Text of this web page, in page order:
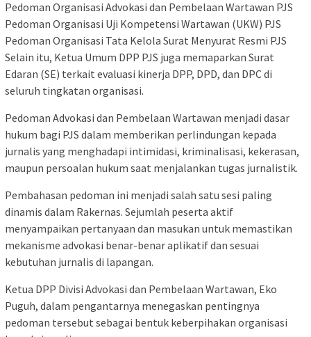
Pedoman Organisasi Advokasi dan Pembelaan Wartawan PJS
Pedoman Organisasi Uji Kompetensi Wartawan (UKW) PJS
Pedoman Organisasi Tata Kelola Surat Menyurat Resmi PJS
Selain itu, Ketua Umum DPP PJS juga memaparkan Surat
Edaran (SE) terkait evaluasi kinerja DPP, DPD, dan DPC di
seluruh tingkatan organisasi.
Pedoman Advokasi dan Pembelaan Wartawan menjadi dasar
hukum bagi PJS dalam memberikan perlindungan kepada
jurnalis yang menghadapi intimidasi, kriminalisasi, kekerasan,
maupun persoalan hukum saat menjalankan tugas jurnalistik.
Pembahasan pedoman ini menjadi salah satu sesi paling
dinamis dalam Rakernas. Sejumlah peserta aktif
menyampaikan pertanyaan dan masukan untuk memastikan
mekanisme advokasi benar-benar aplikatif dan sesuai
kebutuhan jurnalis di lapangan.
Ketua DPP Divisi Advokasi dan Pembelaan Wartawan, Eko
Puguh, dalam pengantarnya menegaskan pentingnya
pedoman tersebut sebagai bentuk keberpihakan organisasi